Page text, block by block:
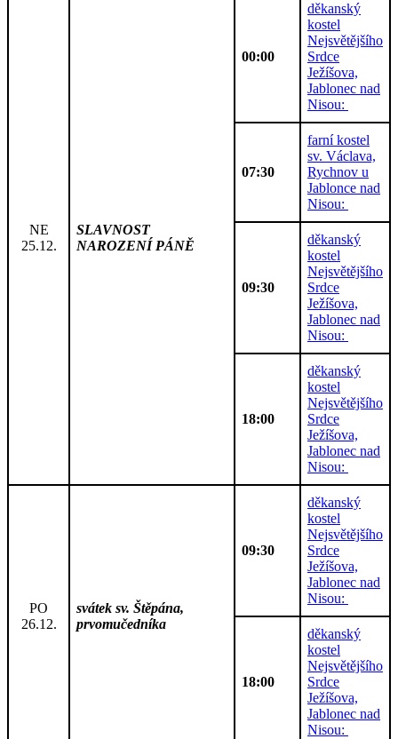
NE
25.12.
SLAVNOST
NAROZENÍ PÁNĚ
00:00
děkanský
kostel
Nejsvětějšího
Srdce
Ježíšova,
Jablonec nad
Nisou:
07:30
farní kostel
sv. Václava,
Rychnov u
Jablonce nad
Nisou:
09:30
děkanský
kostel
Nejsvětějšího
Srdce
Ježíšova,
Jablonec nad
Nisou:
18:00
děkanský
kostel
Nejsvětějšího
Srdce
Ježíšova,
Jablonec nad
Nisou:
PO
26.12.
svátek sv. Štěpána,
prvomučedníka
09:30
děkanský
kostel
Nejsvětějšího
Srdce
Ježíšova,
Jablonec nad
Nisou:
18:00
děkanský
kostel
Nejsvětějšího
Srdce
Ježíšova,
Jablonec nad
Nisou: